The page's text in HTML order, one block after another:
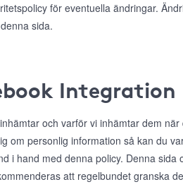
för eventuella ändringar.
sida.
Integration
och varför vi inhämtar dem när
om personlig information så kan du
i hand med denna policy. Denna sida
att regelbundet granska